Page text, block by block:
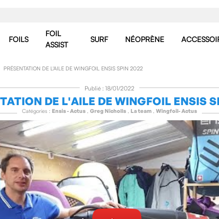
FOILS
FOIL
ASSIST
SURF NÉOPRÈNE
PRÉSENTATION DE L'AILE DE WINGFOIL ENSIS SPIN 2022
Publié : 18/01/2022
DE L'AILE DE WINGFOIL ENSIS
Catégories : Ensis - Actus , Greg Nicholls , La team , Wingfoil- Actus